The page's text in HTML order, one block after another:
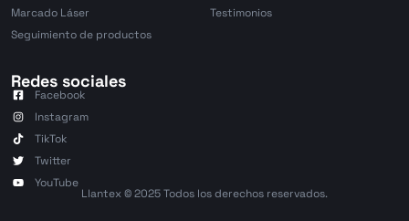
Marcado Láser
Seguimiento de productos
Testimonios
Redes sociales
Facebook
Instagram
TikTok
Twitter
YouTube
Llantex © 2025 Todos los derechos reservados.